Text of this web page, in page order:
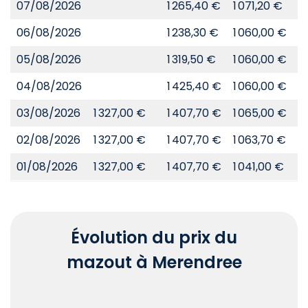
07/08/2026 1 265,40 € 1 071,20 €
06/08/2026
1 238,30 € 1 060,00 €
05/08/2026
1 319,50 € 1 060,00 €
04/08/2026
1 425,40 € 1 060,00 €
03/08/2026
1 327,00 € 1 407,70 € 1 065,00 €
02/08/2026
1 327,00 € 1 407,70 € 1 063,70 €
01/08/2026
1 327,00 € 1 407,70 € 1 041,00 €
Évolution du prix du
mazout à Merendree